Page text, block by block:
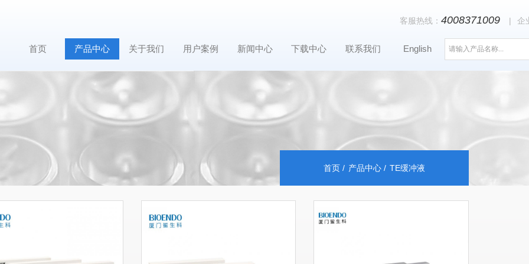
首页 产品中心 关于我们 用户案例 新闻中心 下载中心 联系我们 English
客服热线： 4008371009 | 企
首页 产品中心 TE缓冲液